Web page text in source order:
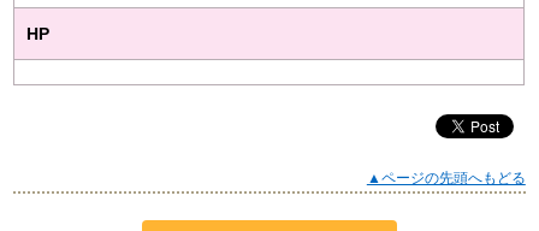
HP
▲ページの先頭へもどる